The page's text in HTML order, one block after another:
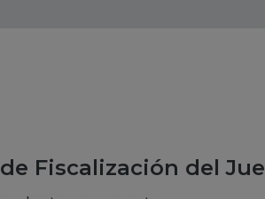
Fiscalización del